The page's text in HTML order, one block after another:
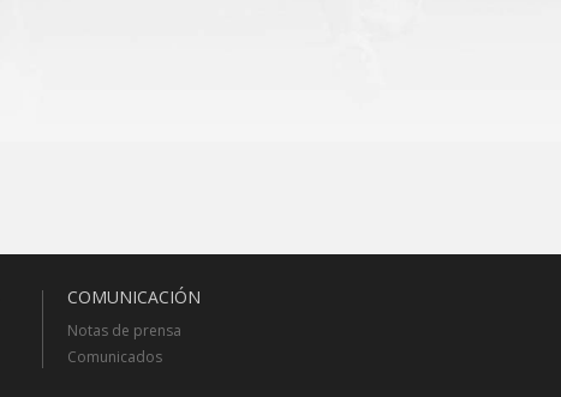
COMUNICACIÓN
Notas de prensa
Comunicados